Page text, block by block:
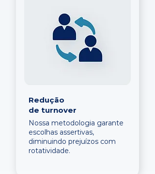
Redução
de turnover
Nossa metodologia garante
escolhas assertivas,
diminuindo prejuízos com
rotatividade.